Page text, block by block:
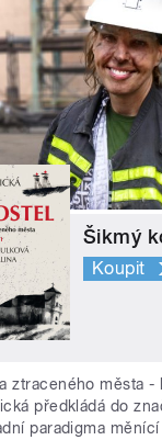
Šikmý
Koupit
ztraceného města -
předkládá do
paradigma